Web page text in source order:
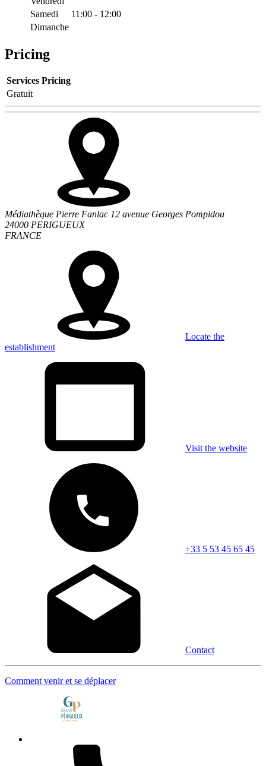
Samedi
11:00 - 12:00
Dimanche
Pricing
Services Pricing
Gratuit
Médiathèque Pierre Fanlac 12 avenue Georges Pompidou
24000 PERIGUEUX
FRANCE
Locate the
establishment
Visit the website
+33 5 53 45 65 45
Contact
Comment venir et se déplacer